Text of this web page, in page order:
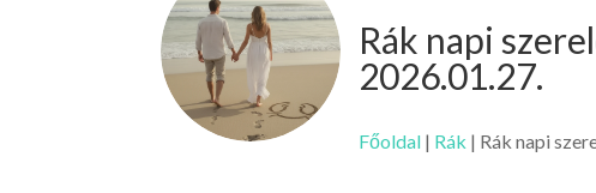
Rák napi
2026.01.27.
Főoldal | Rák | Rák napi